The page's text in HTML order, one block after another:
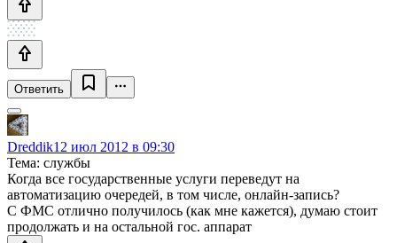
Ответить
Dreddik12 июл 2012 в 09:30
Тема: службы
Когда все государственные услуги переведут на
автоматизацию очередей, в том числе, онлайн-запись?
С ФМС отлично получилось (как мне кажется), думаю стоит
продолжать и на остальной гос. аппарат